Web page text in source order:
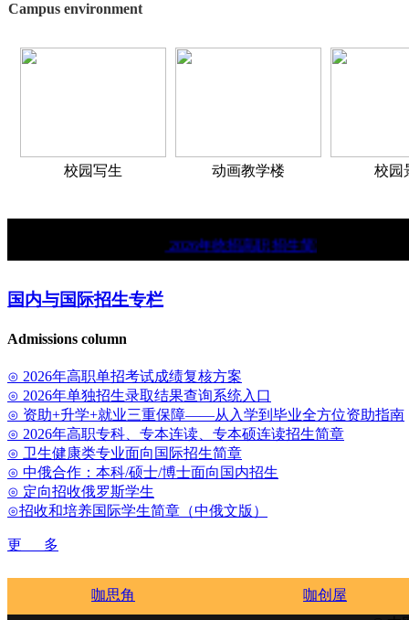
Campus environment
校园写生 动画教学楼 校园
2026年统招高职招生简章。
国内与国际招生专栏
Admissions column
⊙ 2026年高职单招考试成绩复核方案
⊙ 2026年单独招生录取结果查询系统入口
⊙ 资助+升学+就业三重保障——从入学到毕业全方位资助指南
⊙ 2026年高职专科、专本连读、专本硕连读招生简章
⊙ 卫生健康类专业面向国际招生简章
⊙ 中俄合作：本科/硕士/博士面向国内招生
⊙ 定向招收俄罗斯学生
⊙招收和培养国际学生简章（中俄文版）
更 多
咖思角
咖创屋